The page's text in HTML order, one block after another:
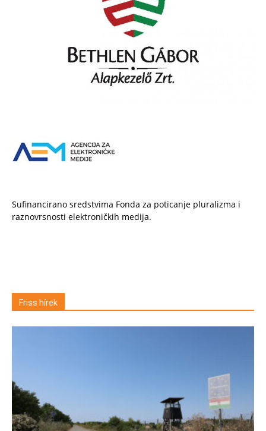
Sufinancirano sredstvima Fonda za poticanje pluralizma i
raznovrsnosti elektroničkih medija.
Friss hírek